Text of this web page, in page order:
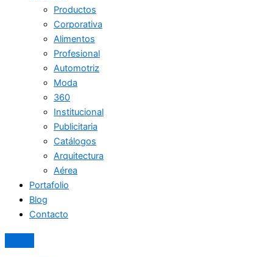
Productos
Corporativa
Alimentos
Profesional
Automotriz
Moda
360
Institucional
Publicitaria
Catálogos
Arquitectura
Aérea
Portafolio
Blog
Contacto